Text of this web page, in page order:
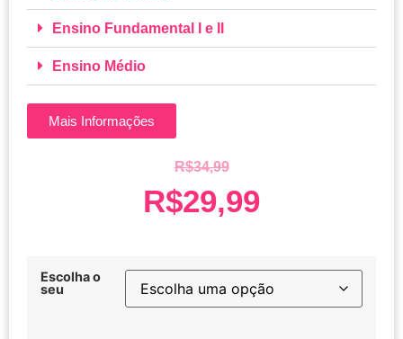
Ensino Fundamental I e II
Ensino Médio
Mais Informações
R$34,99
R$29,99
Escolha o
seu